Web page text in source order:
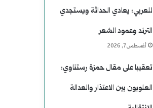
للعربي: يعادي الحداثة ويستجدي
الترند وعمود الشعر
أغسطس 7, 2026
تعقيبا على مقال حمزة رستناوي:
العلويون بين الاعتذار والعدالة